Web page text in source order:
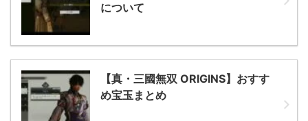
について
【真・三國無双 ORIGINS】おすす
め宝玉まとめ